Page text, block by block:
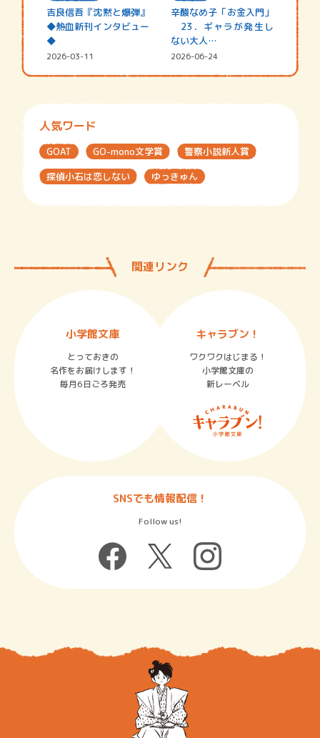
吉良信吾『沈黙と爆弾』
◆熱血新刊インタビュー
◆
2026-03-11
辛酸なめ子「お金入門」
23．ギャラが発生し
ない大人…
2026-06-24
人気ワード
GOAT GO-mono文学賞
警察小説新人賞
探偵小石は恋しない
ゆっきゅん
関連リンク
小学館文庫
とっておきの
名作をお届けします！
毎月6日ごろ発売
キャラブン！
ワクワクはじまる！
小学館文庫の
新レーベル
SNSでも情報配信！
Follow us!